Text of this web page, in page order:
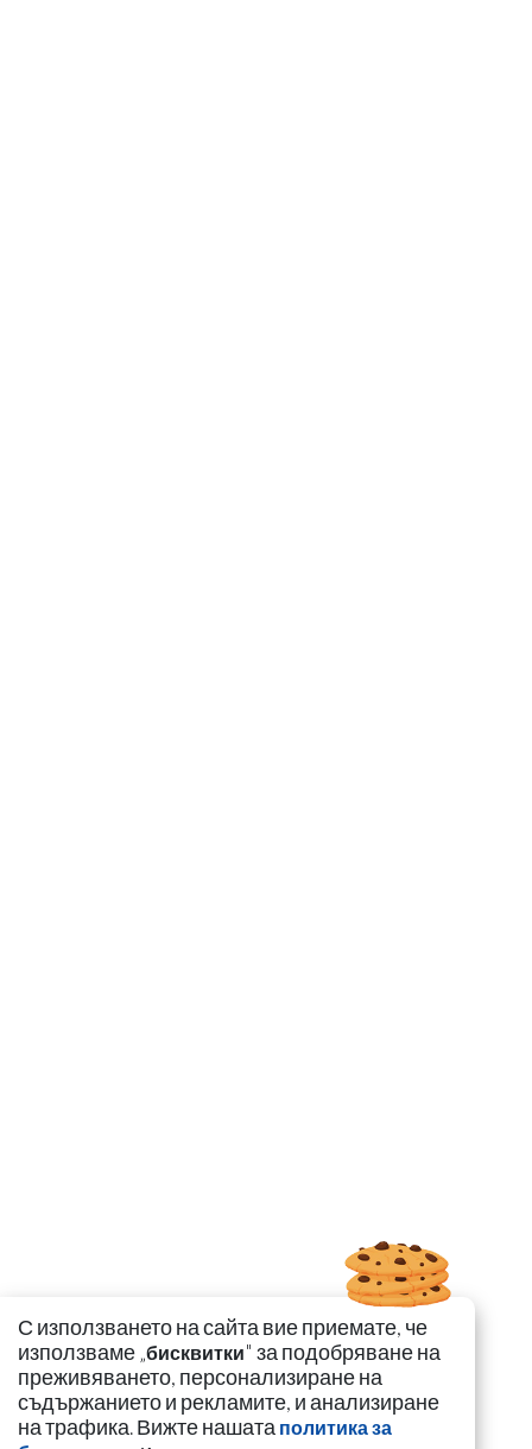
С използването на сайта вие приемате, че
използваме „бисквитки" за подобряване на
преживяването, персонализиране на
съдържанието и рекламите, и анализиране
на трафика. Вижте нашата политика за